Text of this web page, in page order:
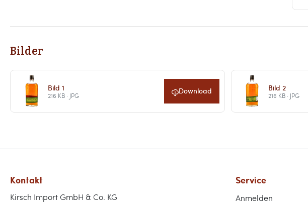
Bilder
Bild 1
216 KB · JPG Download Bild 2
216 KB · JPG
Kontakt
Kirsch Import GmbH & Co. KG
Service
Anmelden